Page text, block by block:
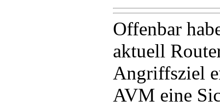
Offenbar
aktuell
Angriffsziel
AVM eine